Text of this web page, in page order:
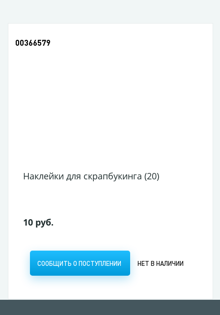
00366579
Наклейки для скрапбукинга (20)
10 руб.
СООБЩИТЬ О ПОСТУПЛЕНИИ НЕТ В НАЛИЧИИ